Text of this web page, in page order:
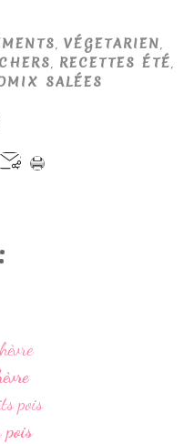
, VÉGETARIEN,
, RECETTES ÉTÉ,
SALÉES
pois